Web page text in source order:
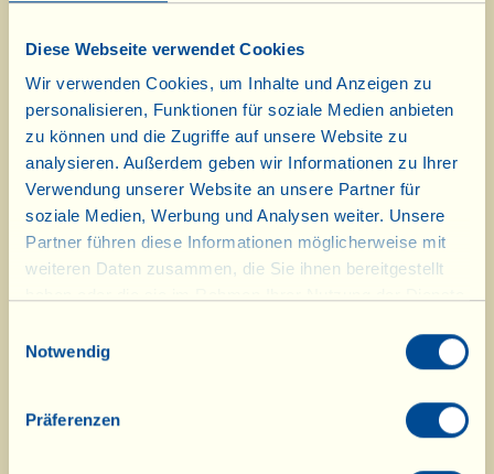
Diese Webseite verwendet Cookies
Wir verwenden Cookies, um Inhalte und Anzeigen zu
personalisieren, Funktionen für soziale Medien anbieten
zu können und die Zugriffe auf unsere Website zu
analysieren. Außerdem geben wir Informationen zu Ihrer
Verwendung unserer Website an unsere Partner für
soziale Medien, Werbung und Analysen weiter. Unsere
Partner führen diese Informationen möglicherweise mit
weiteren Daten zusammen, die Sie ihnen bereitgestellt
Notwendig
Präferenzen
Als erstes wird die Gemüsebrühe zubereitet:
Setzen Sie einen Topf mit dem Wasser, dem
gewaschenen und geputzten Suppengrün und
einer Prise Salz auf und lassen Sie das Ganze
eine halbe Stunde köcheln. In der Zwischenzeit
trocken tupfen; nun die Stiele und Blätter
Hälfte davon beiseitelegen. Die Schalotten fein